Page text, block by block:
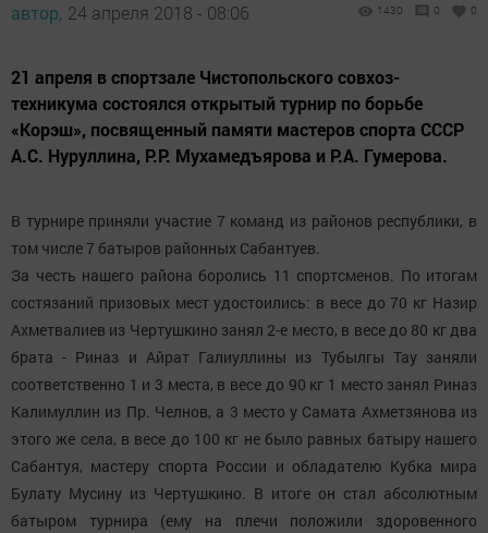
автор, 24 апреля 2018 - 08:06 1430 0 0
21 апреля в спортзале Чистопольского совхоз-
техникума состоялся открытый турнир по борьбе
«Корэш», посвященный памяти мастеров спорта СССР
А.С. Нуруллина, Р.Р. Мухамедъярова и Р.А. Гумерова.
В турнире приняли участие 7 команд из районов республики, в
том числе 7 батыров районных Сабантуев.
За честь нашего района боролись 11 спортсменов. По итогам
состязаний призовых мест удостоились: в весе до 70 кг Назир
Ахметвалиев из Чертушкино занял 2-е место, в весе до 80 кг два
брата - Риназ и Айрат Галиуллины из Тубылгы Тау заняли
соответственно 1 и 3 места, в весе до 90 кг 1 место занял Риназ
Калимуллин из Пр. Челнов, а 3 место у Самата Ахметзянова из
этого же села, в весе до 100 кг не было равных батыру нашего
Сабантуя, мастеру спорта России и обладателю Кубка мира
Булату Мусину из Чертушкино. В итоге он стал абсолютным
батыром турнира (ему на плечи положили здоровенного